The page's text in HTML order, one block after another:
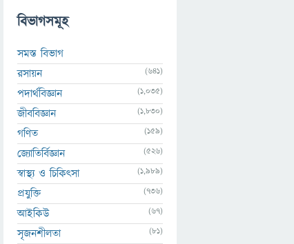
বিভাগসমূহ
সমস্ত বিভাগ
রসায়ন
(641)
পদার্থবিজ্ঞান (1,035)
জীববিজ্ঞান (1,830)
গণিত (159)
জ্যোতির্বিজ্ঞান (526)
স্বাস্থ্য ও চিকিৎসা (1,989)
প্রযুক্তি (736)
আইকিউ (67)
সৃজনশীলতা (81)